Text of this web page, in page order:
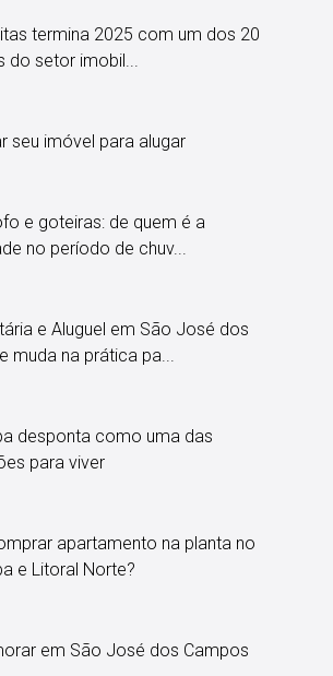
termina 2025 com um dos 20
do setor imobil...
seu imóvel para alugar
e goteiras: de quem é a
no período de chuv...
e Aluguel em São José dos
muda na prática pa...
desponta como uma das
para viver
apartamento na planta no
e Litoral Norte?
em São José dos Campos